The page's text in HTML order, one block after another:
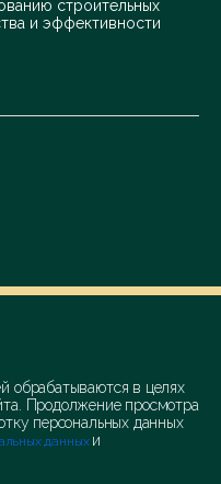
строительных
и эффективности
обрабатываются в целях
Продолжение просмотра
персональных данных
данных и